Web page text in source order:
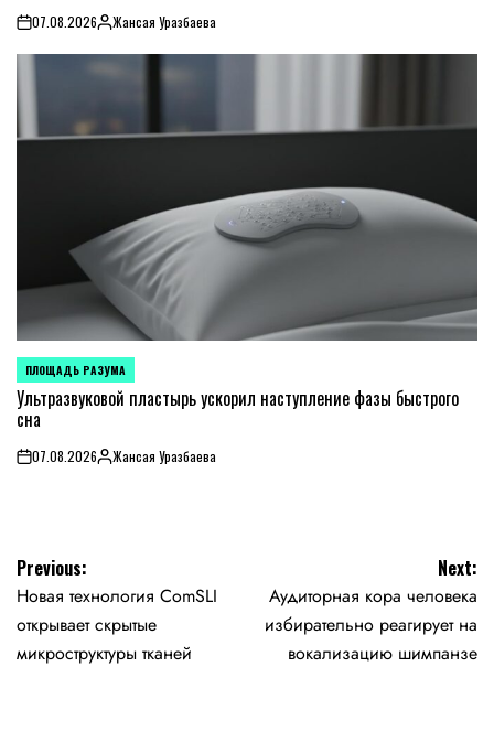
on07.08.2026Posted
by
Жансая Уразбаева
POSTED
IN
ПЛОЩАДЬ РАЗУМА
Ультразвуковой пластырь ускорил наступление фазы быстрого
сна
on07.08.2026PostedЖансая Уразбаева
Навигация
по
записям
Previous:
Новая технология ComSLI
открывает скрытые
микроструктуры тканей
Next:
Аудиторная кора человека
избирательно реагирует на
вокализацию шимпанзе